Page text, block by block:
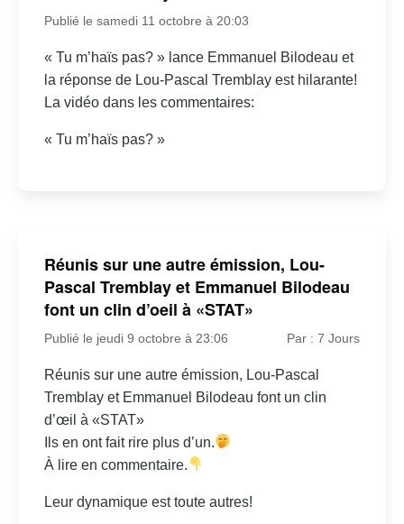
Publié le samedi 11 octobre à 20:03
« Tu m’haïs pas? » lance Emmanuel Bilodeau et
la réponse de Lou-Pascal Tremblay est hilarante!
La vidéo dans les commentaires:
« Tu m’haïs pas? »
Réunis sur une autre émission, Lou-
Pascal Tremblay et Emmanuel Bilodeau
font un clin d’oeil à «STAT»
Publié le jeudi 9 octobre à 23:06 Par : 7 Jours
Réunis sur une autre émission, Lou-Pascal
Tremblay et Emmanuel Bilodeau font un clin
d’œil à «STAT»
Ils en ont fait rire plus d’un.
À lire en commentaire.
Leur dynamique est toute autres!